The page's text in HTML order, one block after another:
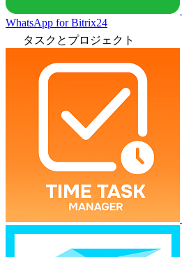
WhatsApp for Bitrix24
タスクとプロジェクト